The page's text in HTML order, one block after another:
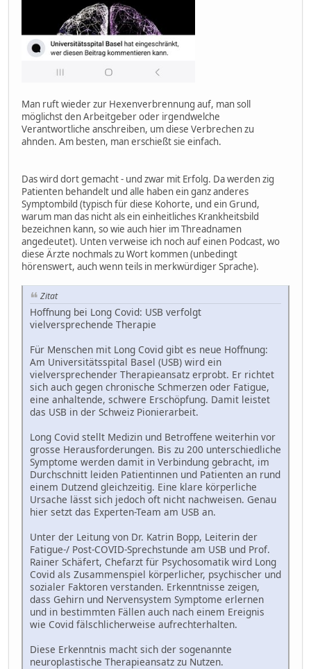
Man ruft wieder zur Hexenverbrennung auf, man soll
möglichst den Arbeitgeber oder irgendwelche
Verantwortliche anschreiben, um diese Verbrechen zu
ahnden. Am besten, man erschießt sie einfach.
Das wird dort gemacht - und zwar mit Erfolg. Da werden zig
Patienten behandelt und alle haben ein ganz anderes
Symptombild (typisch für diese Kohorte, und ein Grund,
warum man das nicht als ein einheitliches Krankheitsbild
bezeichnen kann, so wie auch hier im Threadnamen
angedeutet). Unten verweise ich noch auf einen Podcast, wo
diese Ärzte nochmals zu Wort kommen (unbedingt
hörenswert, auch wenn teils in merkwürdiger Sprache).
Zitat
Hoffnung bei Long Covid: USB verfolgt
vielversprechende Therapie
Für Menschen mit Long Covid gibt es neue Hoffnung:
Am Universitätsspital Basel (USB) wird ein
vielversprechender Therapieansatz erprobt. Er richtet
sich auch gegen chronische Schmerzen oder Fatigue,
eine anhaltende, schwere Erschöpfung. Damit leistet
das USB in der Schweiz Pionierarbeit.
Long Covid stellt Medizin und Betroffene weiterhin vor
grosse Herausforderungen. Bis zu 200 unterschiedliche
Symptome werden damit in Verbindung gebracht, im
Durchschnitt leiden Patientinnen und Patienten an rund
einem Dutzend gleichzeitig. Eine klare körperliche
Ursache lässt sich jedoch oft nicht nachweisen. Genau
hier setzt das Experten-Team am USB an.
Unter der Leitung von Dr. Katrin Bopp, Leiterin der
Fatigue-/ Post-COVID-Sprechstunde am USB und Prof.
Rainer Schäfert, Chefarzt für Psychosomatik wird Long
Covid als Zusammenspiel körperlicher, psychischer und
sozialer Faktoren verstanden. Erkenntnisse zeigen,
dass Gehirn und Nervensystem Symptome erlernen
und in bestimmten Fällen auch nach einem Ereignis
wie Covid fälschlicherweise aufrechterhalten.
Diese Erkenntnis macht sich der sogenannte
neuroplastische Therapieansatz zu Nutzen.